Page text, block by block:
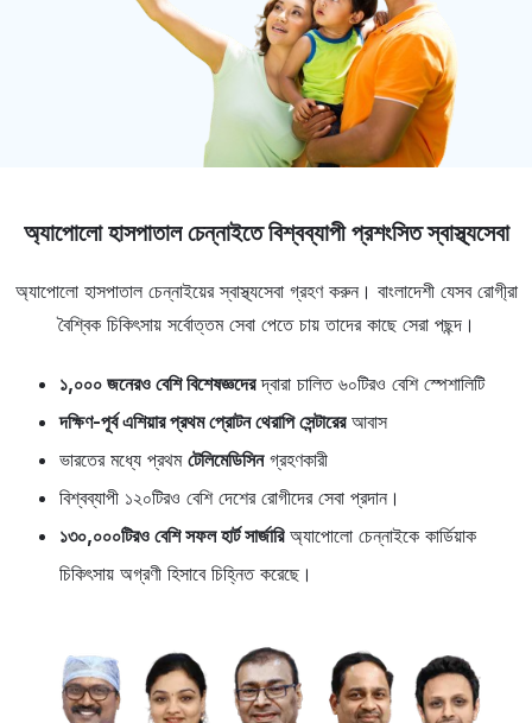
অ্যাপোলো হাসপাতাল চেন্নাইতে বিশ্বব্যাপী প্রশংসিত স্বাস্থ্যসেবা
অ্যাপোলো হাসপাতাল চেন্নাইয়ের স্বাস্থ্যসেবা গ্রহণ করুন। বাংলাদেশী যেসব রোগী্রা
বৈশ্বিক চিকিৎসায় সর্বোত্তম সেবা পেতে চায় তাদের কাছে সেরা পছন্দ।
১,০০০ জনেরও বেশি বিশেষজ্ঞদেরদ্বারা চালিত ৬০টিরও বেশি স্পেশালিটি
দক্ষিণ-পূর্ব এশিয়ার প্রথম প্রোটন থেরাপি সেন্টারেরআবাস
ভারতের মধ্যে প্রথম টেলিমেডিসিনগ্রহণকারী
বিশ্বব্যাপী ১২০টিরও বেশি দেশের রোগীদের সেবা প্রদান।
১৩০,০০০টিরও বেশি সফল হার্ট সার্জারিঅ্যাপোলো চেন্নাইকে কার্ডিয়াক
চিকিৎসায় অগ্রণী হিসাবে চিহ্নিত করেছে।